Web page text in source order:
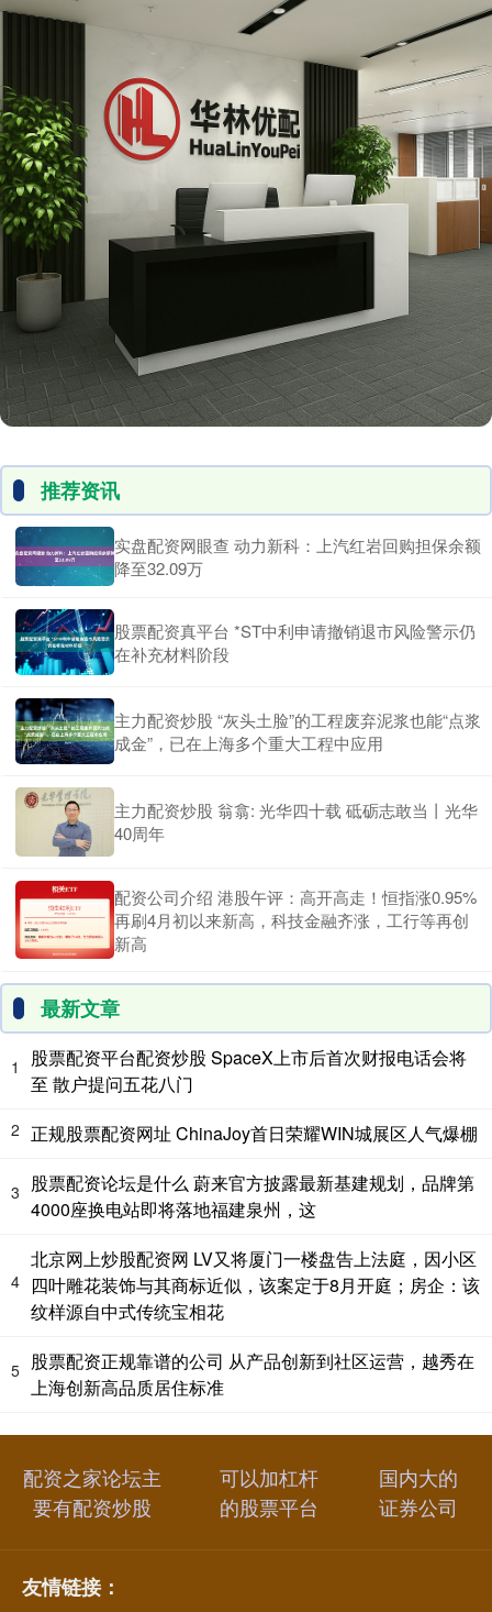
推荐资讯
实盘配资网眼查 动力新科：上汽红岩回购担保余额
降至32.09万
股票配资真平台 *ST中利申请撤销退市风险警示仍
在补充材料阶段
主力配资炒股 “灰头土脸”的工程废弃泥浆也能“点浆
成金”，已在上海多个重大工程中应用
主力配资炒股 翁翕: 光华四十载 砥砺志敢当丨光华
40周年
配资公司介绍 港股午评：高开高走！恒指涨0.95%
再刷4月初以来新高，科技金融齐涨，工行等再创
新高
最新文章
1
股票配资平台配资炒股 SpaceX上市后首次财报电话会将
至 散户提问五花八门
2 正规股票配资网址 ChinaJoy首日荣耀WIN城展区人气爆棚
3 股票配资论坛是什么 蔚来官方披露最新基建规划，品牌第
4000座换电站即将落地福建泉州，这
4
北京网上炒股配资网 LV又将厦门一楼盘告上法庭，因小区
四叶雕花装饰与其商标近似，该案定于8月开庭；房企：该
纹样源自中式传统宝相花
5 股票配资正规靠谱的公司 从产品创新到社区运营，越秀在
上海创新高品质居住标准
配资之家论坛主
要有配资炒股
可以加杠杆
的股票平台
国内大的
证券公司
友情链接：